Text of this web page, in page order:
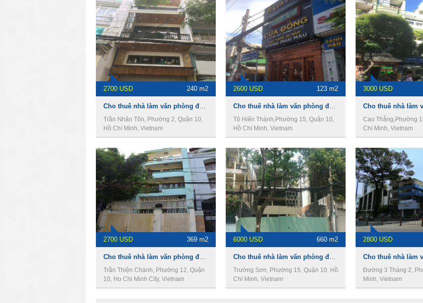
2700 USD 240 m2
Trần Nhân Tôn, Phường 2, Quận 10,
Hồ Chí Minh, Vietnam
2600 USD 123 m2
Tô Hiến Thành,Phường 15, Quận 10,
Hồ Chí Minh, Vietnam
3000 USD
Cao Thắng,Phường
Chí Minh, Vietnam
2700 USD 369 m2
Trần Thiện Chánh, Phường 12, Quận
10, Ho Chi Minh City, Vietnam
6000 USD 660 m2
Trường Sơn, Phường 15, Quận 10, Hồ
Chí Minh, Vietnam
2800 USD
Đường 3 Tháng 2,
Minh, Vietnam